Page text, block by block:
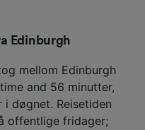
Edinburgh
mellom Edinburgh
and 56 minutter,
døgnet. Reisetiden
offentlige fridager;